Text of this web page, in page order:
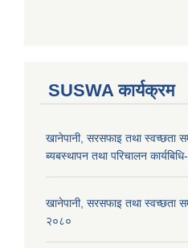
SUSWA कार्यक्रम
खानेपानी, सरसफाइ तथा स्वच्छता
ब्यबस्थापन तथा परिचालन
खानेपानी, सरसफाइ तथा स्वच्छता
२०८०